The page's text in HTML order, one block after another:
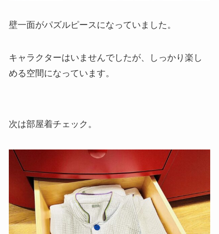
壁一面がパズルピースになっていました。
キャラクターはいませんでしたが、しっかり楽し
める空間になっています。
次は部屋着チェック。